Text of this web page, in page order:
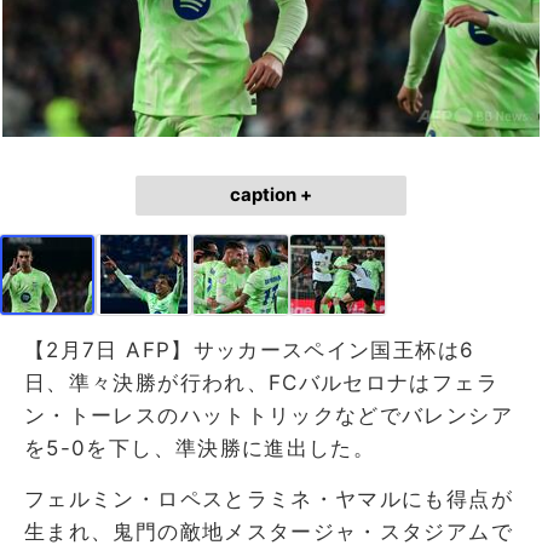
caption +
【2月7日 AFP】サッカースペイン国王杯は6
日、準々決勝が行われ、FCバルセロナはフェラ
ン・トーレスのハットトリックなどでバレンシア
を5-0を下し、準決勝に進出した。
フェルミン・ロペスとラミネ・ヤマルにも得点が
生まれ、鬼門の敵地メスタージャ・スタジアムで